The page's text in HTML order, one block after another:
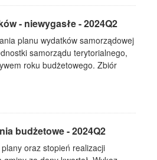
- niewygasłe - 2024Q2
planu wydatków samorządowej
samorządu terytorialnego,
roku budżetowego. Zbiór
budżetowe - 2024Q2
oraz stopień realizacji